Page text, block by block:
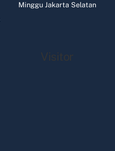
Minggu Jakarta Selatan
Visitor